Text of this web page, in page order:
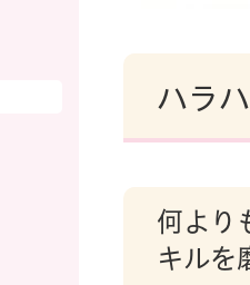
ハラ
何より
キルを